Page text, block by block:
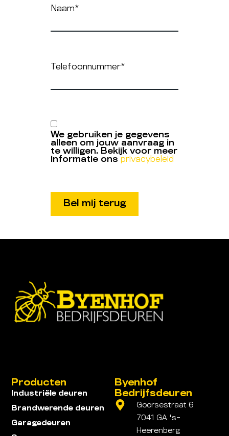
Naam*
Telefoonnummer*
We gebruiken je gegevens
alleen om jouw aanvraag in
te willigen. Bekijk voor meer
informatie ons privacybeleid
Byenhof
Bedrijfsdeuren
Goorsestraat 6
7041 GA 's-
Heerenberg
Producten
Industriële deuren
Brandwerende deuren
Garagedeuren